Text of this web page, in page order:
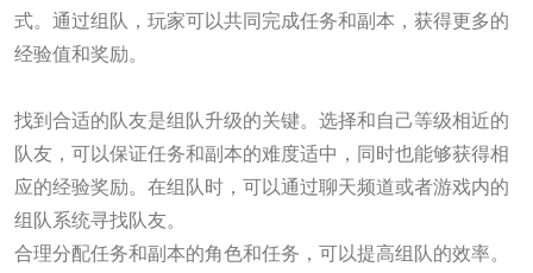
式。通过组队，玩家可以共同完成任务和副本，获得更多的
经验值和奖励。
找到合适的队友是组队升级的关键。选择和自己等级相近的
队友，可以保证任务和副本的难度适中，同时也能够获得相
应的经验奖励。在组队时，可以通过聊天频道或者游戏内的
组队系统寻找队友。
合理分配任务和副本的角色和任务，可以提高组队的效率。